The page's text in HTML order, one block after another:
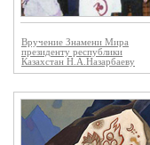
Вручение Знамени Мира
президенту республики
Казахстан Н.А.Назарбаеву